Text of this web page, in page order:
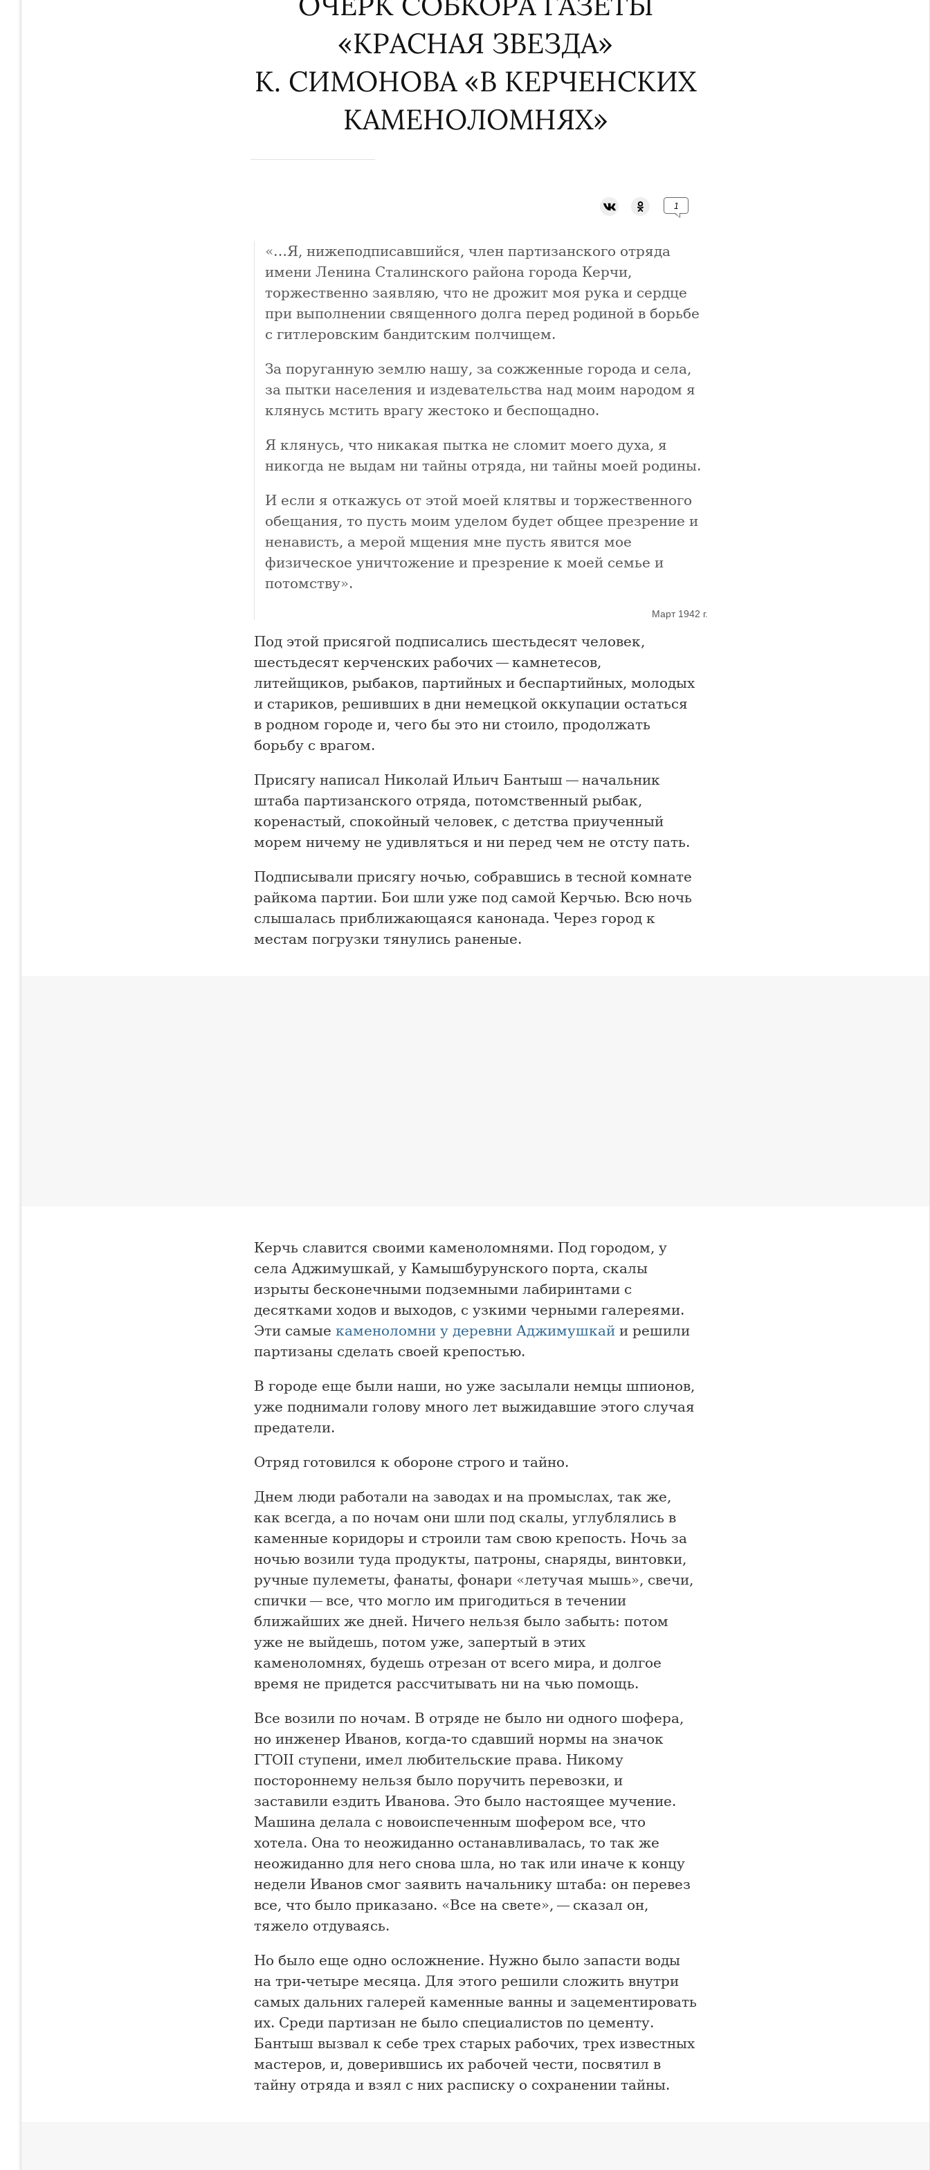
«КРАСНАЯ ЗВЕЗДА»
К. СИМОНОВА «В КЕРЧЕНСКИХ
КАМЕНОЛОМНЯХ»
1
«…Я, нижеподписавшийся, член партизанского отряда
имени Ленина Сталинского района города Керчи,
торжественно заявляю, что не дрожит моя рука и сердце
при выполнении священного долга перед родиной в борьбе
с гитлеровским бандитским полчищем.
За поруганную землю нашу, за сожженные города и села,
за пытки населения и издевательства над моим народом я
клянусь мстить врагу жестоко и беспощадно.
Я клянусь, что никакая пытка не сломит моего духа, я
никогда не выдам ни тайны отряда, ни тайны моей родины.
И если я откажусь от этой моей клятвы и торжественного
обещания, то пусть моим уделом будет общее презрение и
ненависть, а мерой мщения мне пусть явится мое
физическое уничтожение и презрение к моей семье и
потомству».
Март 1942 г.
Под этой присягой подписались шестьдесят человек,
шестьдесят керченских рабочих — камнетесов,
литейщиков, рыбаков, партийных и беспартийных, молодых
и стариков, решивших в дни немецкой оккупации остаться
в родном городе и, чего бы это ни стоило, продолжать
борьбу с врагом.
Присягу написал Николай Ильич Бантыш — начальник
штаба партизанского отряда, потомственный рыбак,
коренастый, спокойный человек, с детства приученный
морем ничему не удивляться и ни перед чем не отсту пать.
Подписывали присягу ночью, собравшись в тесной комнате
райкома партии. Бои шли уже под самой Керчью. Всю ночь
слышалась приближающаяся канонада. Через город к
местам погрузки тянулись раненые.
Керчь славится своими каменоломнями. Под городом, у
села Аджимушкай, у Камышбурунского порта, скалы
изрыты бесконечными подземными лабиринтами с
десятками ходов и выходов, с узкими черными галереями.
Эти самые каменоломни у деревни Аджимушкай и решили
партизаны сделать своей крепостью.
В городе еще были наши, но уже засылали немцы шпионов,
уже поднимали голову много лет выжидавшие этого случая
предатели.
Отряд готовился к обороне строго и тайно.
Днем люди работали на заводах и на промыслах, так же,
как всегда, а по ночам они шли под скалы, углублялись в
каменные коридоры и строили там свою крепость. Ночь за
ночью возили туда продукты, патроны, снаряды, винтовки,
ручные пулеметы, фанаты, фонари «летучая мышь», свечи,
спички — все, что могло им пригодиться в течении
ближайших же дней. Ничего нельзя было забыть: потом
уже не выйдешь, потом уже, запертый в этих
каменоломнях, будешь отрезан от всего мира, и долгое
время не придется рассчитывать ни на чью помощь.
Все возили по ночам. В отряде не было ни одного шофера,
но инженер Иванов, когда-то сдавший нормы на значок
ГТОII ступени, имел любительские права. Никому
постороннему нельзя было поручить перевозки, и
заставили ездить Иванова. Это было настоящее мучение.
Машина делала с новоиспеченным шофером все, что
хотела. Она то неожиданно останавливалась, то так же
неожиданно для него снова шла, но так или иначе к концу
недели Иванов смог заявить начальнику штаба: он перевез
все, что было приказано. «Все на свете», — сказал он,
тяжело отдуваясь.
Но было еще одно осложнение. Нужно было запасти воды
на три-четыре месяца. Для этого решили сложить внутри
самых дальних галерей каменные ванны и зацементировать
их. Среди партизан не было специалистов по цементу.
Бантыш вызвал к себе трех старых рабочих, трех известных
мастеров, и, доверившись их рабочей чести, посвятил в
тайну отряда и взял с них расписку о сохранении тайны.